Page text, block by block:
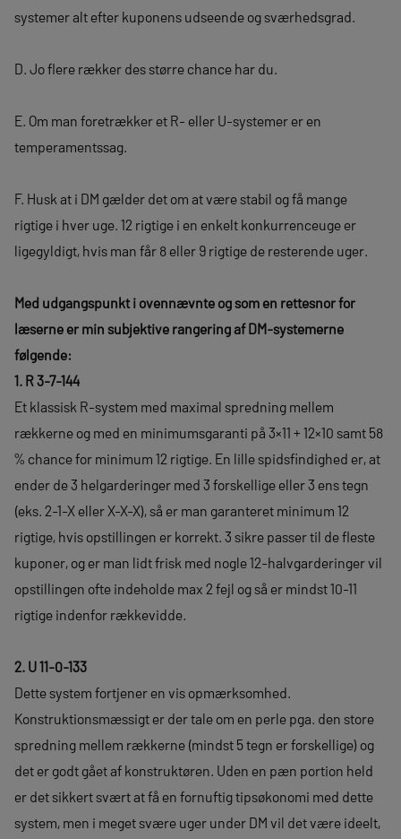
systemer alt efter kuponens udseende og sværhedsgrad.
D. Jo flere rækker des større chance har du.
E. Om man foretrækker et R- eller U-systemer er en
temperamentssag.
F. Husk at i DM gælder det om at være stabil og få mange
rigtige i hver uge. 12 rigtige i en enkelt konkurrenceuge er
ligegyldigt, hvis man får 8 eller 9 rigtige de resterende uger.
Med udgangspunkt i ovennævnte og som en rettesnor for
læserne er min subjektive rangering af DM-systemerne
følgende:
1. R 3-7-144
Et klassisk R-system med maximal spredning mellem
rækkerne og med en minimumsgaranti på 3×11 + 12×10 samt 58
% chance for minimum 12 rigtige. En lille spidsfindighed er, at
ender de 3 helgarderinger med 3 forskellige eller 3 ens tegn
(eks. 2-1-X eller X-X-X), så er man garanteret minimum 12
rigtige, hvis opstillingen er korrekt. 3 sikre passer til de fleste
kuponer, og er man lidt frisk med nogle 12-halvgarderinger vil
opstillingen ofte indeholde max 2 fejl og så er mindst 10-11
rigtige indenfor rækkevidde.
2. U 11-0-133
Dette system fortjener en vis opmærksomhed.
Konstruktionsmæssigt er der tale om en perle pga. den store
spredning mellem rækkerne (mindst 5 tegn er forskellige) og
det er godt gået af konstruktøren. Uden en pæn portion held
er det sikkert svært at få en fornuftig tipsøkonomi med dette
system, men i meget svære uger under DM vil det være ideelt,